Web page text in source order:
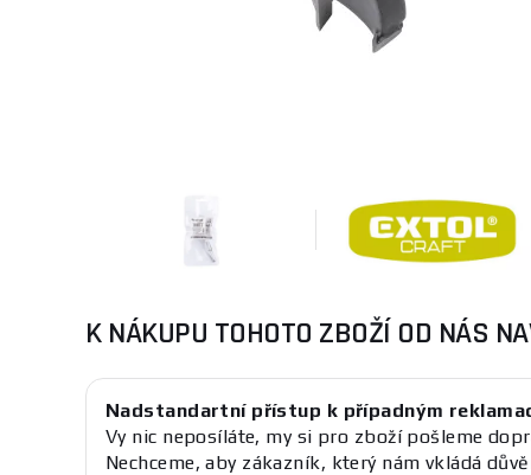
K NÁKUPU TOHOTO ZBOŽÍ OD NÁS
Nadstandartní přístup k případným
Vy nic neposíláte, my si pro zboží pošleme
Nechceme, aby zákazník, který nám vkládá